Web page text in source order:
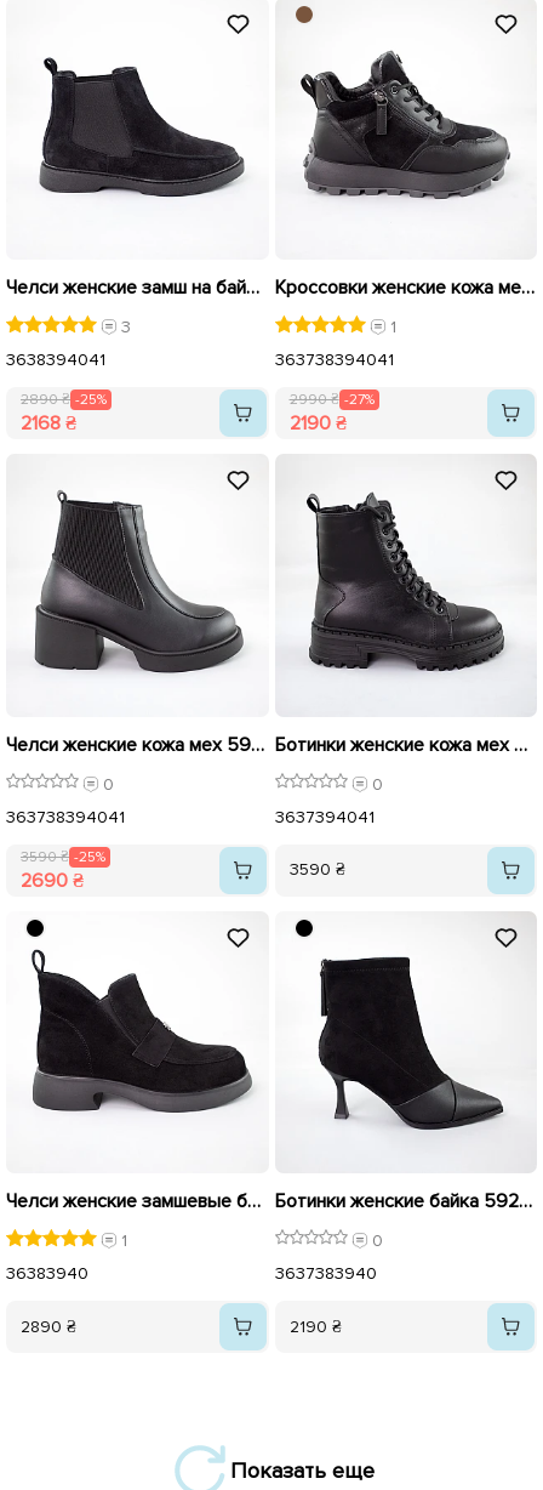
Челси женские замш на байке 592644 Черные распродажа
3
3638394041
2890 ₴ -25%
2168 ₴
Кроссовки женские кожа мех 592990 Черные распродажа
1
363738394041
2990 ₴ -27%
2190 ₴
Челси женские кожа мех 592736 Черные распродажа
0
363738394041
3590 ₴ -25%
2690 ₴
Ботинки женские кожа мех 592692 Черные
0
3637394041
3590 ₴
Челси женские замшевые байка 592921 Черные
1
36383940
2890 ₴
Ботинки женские байка 592925 Черные
0
3637383940
2190 ₴
Показать еще